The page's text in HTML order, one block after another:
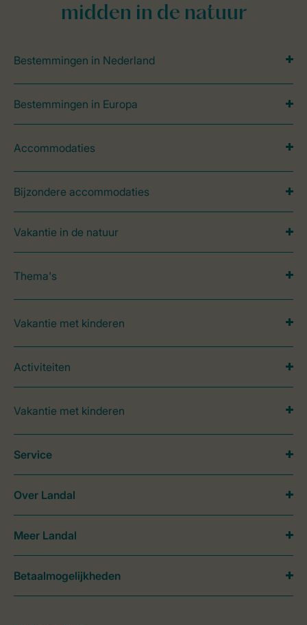
midden in de natuur
Bestemmingen in Nederland
Bestemmingen in Europa
Accommodaties
Bijzondere accommodaties
Vakantie in de natuur
Thema's
Vakantie met kinderen
Activiteiten
Vakantie met kinderen
Service
Over Landal
Meer Landal
Betaalmogelijkheden